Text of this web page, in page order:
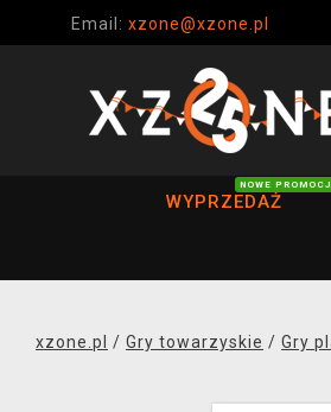
Email: xzone@xzone.pl
WYPRZEDAŻ
NOWE
xzone.pl / Gry towarzyskie / Gry